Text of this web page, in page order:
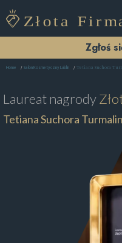
Zgłoś
Home Salon Kosmetyczny Lublin Tetiana Suchora
Laureat nagrody
Tetiana Suchora